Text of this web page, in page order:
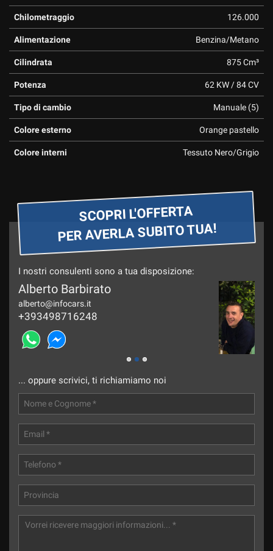
Chilometraggio 126.000
Alimentazione Benzina/Metano
Cilindrata 875 Cm³
Potenza 62 KW / 84 CV
Tipo di cambio Manuale (5)
Colore esterno Orange pastello
Colore interni Tessuto Nero/Grigio
SCOPRI L'OFFERTA
PER AVERLA SUBITO TUA!
I nostri consulenti sono a tua disposizione:
Alberto Barbirato
alberto@infocars.it
+393498716248
... oppure scrivici, ti richiamiamo noi
Cookie delle preferenze
Cookie per il miglioramento dell'esperienza utente
Leggi
cookie
policy
Salva
le
impostazioni